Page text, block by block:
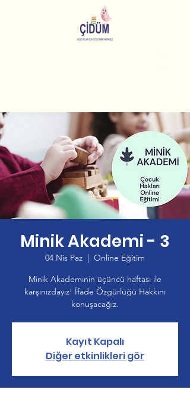
Minik Akademi - 3
04 Nis Paz
  |
Online Eğitim
Minik Akademinin üçüncü haftası ile
karşınızdayız! İfade Özgürlüğü Hakkını
konuşacağız.
Kayıt Kapalı
Diğer etkinlikleri gör